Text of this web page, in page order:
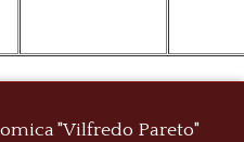
"Vilfredo Pareto"